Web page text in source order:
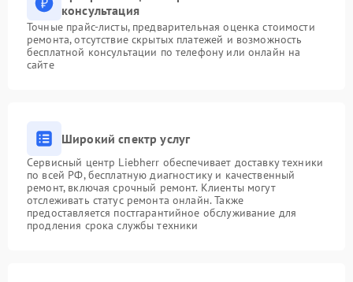
консультация
Точные прайс-листы, предварительная оценка стоимости
ремонта, отсутствие скрытых платежей и возможность
бесплатной консультации по телефону или онлайн на
сайте
Широкий спектр услуг
Сервисный центр Liebherr обеспечивает доставку техники
по всей РФ, бесплатную диагностику и качественный
ремонт, включая срочный ремонт. Клиенты могут
отслеживать статус ремонта онлайн. Также
предоставляется постгарантийное обслуживание для
продления срока службы техники